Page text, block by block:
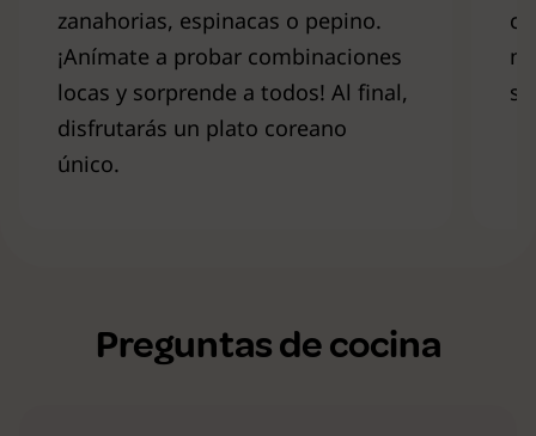
zanahorias, espinacas o pepino.
¡Anímate a probar combinaciones
locas y sorprende a todos! Al final,
disfrutarás un plato coreano
único.
Preguntas de cocina